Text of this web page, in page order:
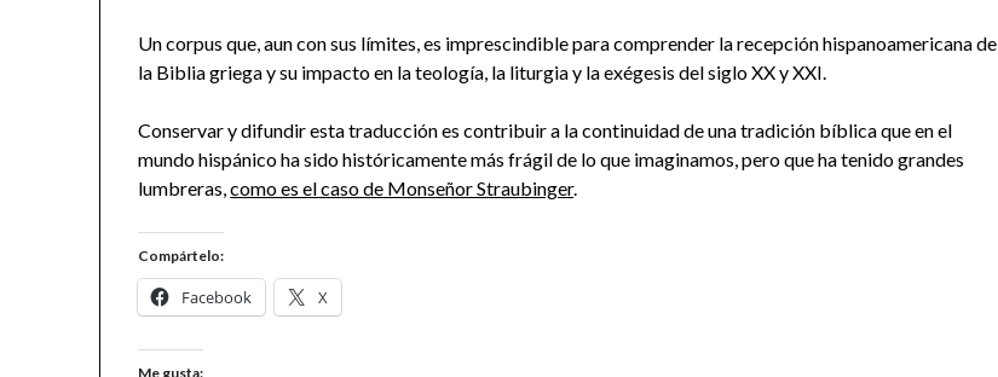
Un corpus que, aun con sus límites, es imprescindible para comprender la recepción hispanoamericana de
la Biblia griega y su impacto en la teología, la liturgia y la exégesis del siglo XX y XXI.
Conservar y difundir esta traducción es contribuir a la continuidad de una tradición bíblica que en el
mundo hispánico ha sido históricamente más frágil de lo que imaginamos, pero que ha tenido grandes
lumbreras,como es el caso de Monseñor Straubinger.
Compártelo:
Facebook X
Me gusta: